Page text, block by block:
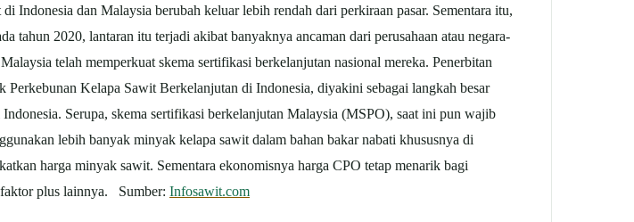
dan Malaysia berubah keluar lebih rendah dari perkiraan pasar. Sementara itu,
2020, lantaran itu terjadi akibat banyaknya ancaman dari perusahaan atau negara-
telah memperkuat skema sertifikasi berkelanjutan nasional mereka. Penerbitan
Kelapa Sawit Berkelanjutan di Indonesia, diyakini sebagai langkah besar
Serupa, skema sertifikasi berkelanjutan Malaysia (MSPO), saat ini pun wajib
lebih banyak minyak kelapa sawit dalam bahan bakar nabati khususnya di
harga minyak sawit. Sementara ekonomisnya harga CPO tetap menarik bagi
plus lainnya. Sumber: Infosawit.com